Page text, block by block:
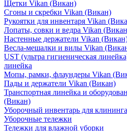
Щетки Vikan (Викан)
Сгоны и скребки Vikan (Викан)
Рукоятки для инвентаря Vikan
Лопаты, совки и ведра Vikan
Настенные держатели Vikan
Весла-мешалки и вилы Vikan
UST (ультра гигиеническая
линейка
Мопы, рамки, флаундеры Vikan
Пады и держатели Vikan (Викан)
Транспортная линейка и
(Викан)
Уборочный инвентарь для
Уборочные тележки
Тележки для влажной уборки